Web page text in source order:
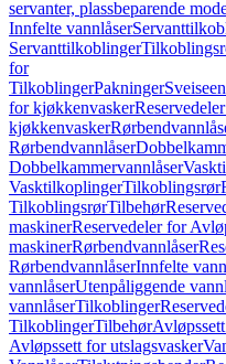
servanter, plassbeparende
Innfelte vannlåser
Servanttilkoblinger
for
TilkoblingerPakninger
for kjøkkenvasker
kjøkkenvasker
Rørbendvannlåser
Dobbelkammervannlåser
VasktilkoplingerTilkoblingsrør
TilkoblingsrørTilbehør
maskinerReservedeler for
maskinerRørbendvannlåser
RørbendvannlåserInnfelte
vannlåserUtenpåliggende
vannlåserTilkoblinger
TilkoblingerTilbehør
Avløpssett for utslagsvasker